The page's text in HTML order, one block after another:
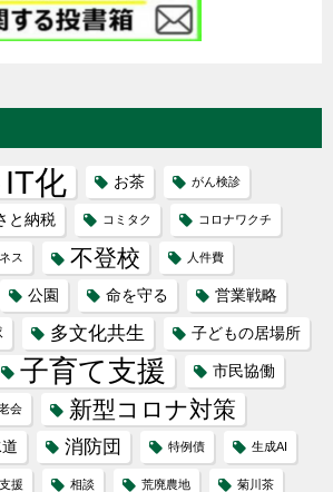
IT化 お茶 がん検診
と納税 コミタク コロナワクチ
ス 不登校 人件費
公園 命を守る 営業戦略
多文化共生 子どもの居場所
子育て支援 市民協働
会 新型コロナ対策
消防団 特例債 生成AI
援 相談 荒廃農地 菊川茶